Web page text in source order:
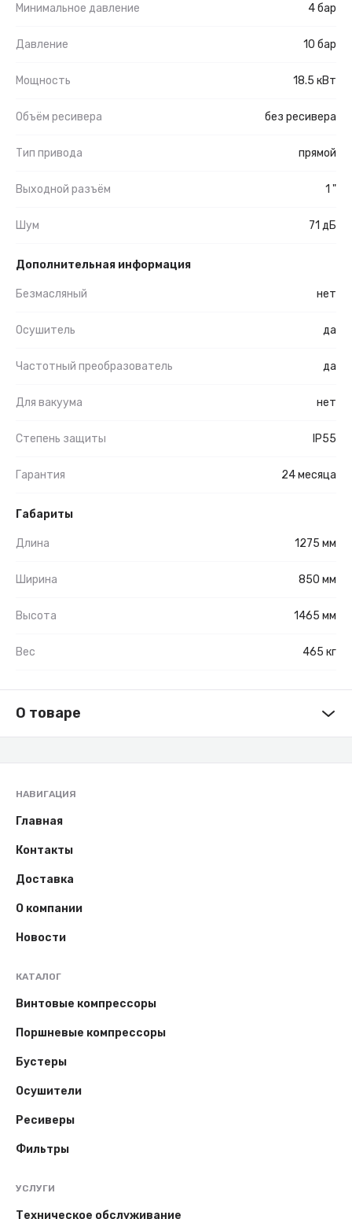
Минимальное давление 4 бар
Давление 10 бар
Мощность 18.5 кВт
Объём ресивера без ресивера
Тип привода прямой
Выходной разъём 1 "
Шум 71 дБ
Дополнительная информация
Безмасляный нет
Осушитель да
Частотный преобразователь да
Для вакуума нет
Степень защиты IP55
Гарантия 24 месяца
Габариты
Длина 1275 мм
Ширина 850 мм
Высота 1465 мм
Вес 465 кг
О товаре
НАВИГАЦИЯ
Главная
Контакты
Доставка
О компании
Новости
КАТАЛОГ
Винтовые компрессоры
Поршневые компрессоры
Бустеры
Осушители
Ресиверы
Фильтры
УСЛУГИ
Техническое обслуживание